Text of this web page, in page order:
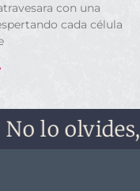
con una
cada célula
no te